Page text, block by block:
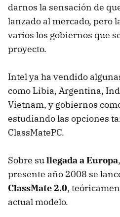
darnos la sensación de
lanzado al mercado, pero
varios los gobiernos que
proyecto.
Intel ya ha vendido
como Libia, Argentina,
Vietnam, y gobiernos
estudiando las opciones
ClassMatePC.
Sobre sullegada a Europa
presente año 2008 se
ClassMate 2.0,
actual modelo.